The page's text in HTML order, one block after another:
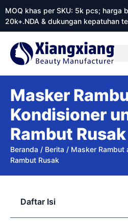
MOQ khas per SKU: 5k pcs; harga
20k+.NDA & dukungan kepatuhan
Masker
Kondisioner
Rambut Rusak
Beranda / Berita / Masker Rambut
Rambut Rusak
Daftar Isi